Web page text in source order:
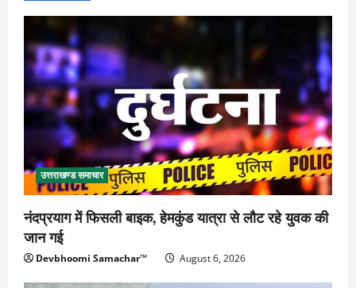
उत्तराखण्ड समाचार
नंदप्रयाग में फिसली बाइक, हेमकुंड यात्रा से लौट रहे युवक की
जान गई
Devbhoomi Samachar™ August 6, 2026